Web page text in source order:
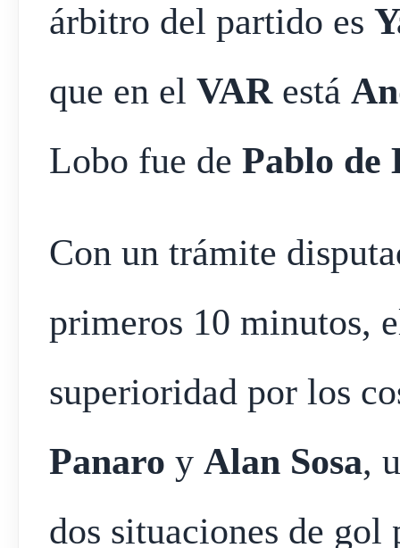
árbitro del partido es
que en el VARestá
Lobo fue de Pablo de
Con un trámite
primeros 10 minutos,
superioridad por los
Panaro y Alan Sosa,
dos situaciones de